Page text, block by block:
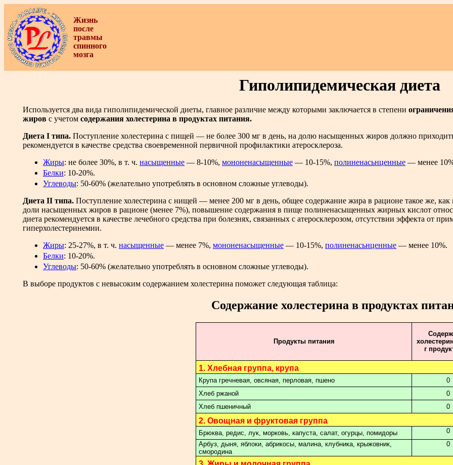
Жизнь
после
травмы
спинного
мозга
Гиполипидемическая диета
Используется два вида гиполипидемической диеты, главное различие между которыми заключается в степени
жиров с учетом содержания холестерина в продуктах питания.
Диета I типа. Поступление холестерина с пищей — не более 300 мг в день, на долю насыщенных жиров должно
рекомендуется в качестве средства своевременной первичной профилактики атеросклероза.
Жиры: не более 30%, в т. ч. насыщенные — 8-10%, мононенасыщенные — 10-15%, полиненасьнценные — менее
Белки: 10-20%.
Углеводы: 50-60% (желательно употреблять в основном сложные углеводы).
Диета II типа. Поступление холестерина с нищей — менее 200 мг в день, общее содержание жира в рационе такое же, как
доли насыщенных жиров в рационе (менее 7%), повышение содержания в пище полиненасыщенных жирных кислот
диета рекомендуется в качестве лечебного средства при болезнях, связанных с атеросклерозом, отсутствии эффекта от
гиперхолестеринемии.
Жиры: 25-27%, в т. ч. насыщенные — менее 7%, мононенасыщенные — 10-15%, полиненасьнценные — менее 10%.
Белки: 10-20%.
Углеводы: 50-60% (желательно употреблять в основном сложные углеводы).
В выборе продуктов с невысоким содержанием холестерина поможет следующая таблица:
Содержание холестерина в продуктах
Продукты питания
г
1. Хлебная группа, крупа
Крупа гречневая, овсяная, перловая, пшено
0
Хлеб ржаной
0
Хлеб пшеничный
0
2. Овощная и фруктовая группа
Брюква, редис, лук, морковь, капуста, салат, огурцы, помидоры
0
Арбуз, дыня, яблоки, абрикосы, малина, клубника, крыжовник,
смородина
0